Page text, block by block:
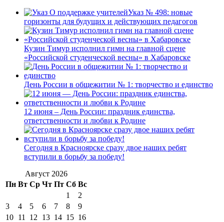
Указ № 498: новые
горизонты для будущих и действующих педагогов
Кузин Тимур исполнил гимн на главной сцене
«Российской студенческой весны» в Хабаровске
День России в общежитии № 1: творчество и единство
12 июня – День России: праздник единства,
ответственности и любви к Родине
Сегодня в Красноярске сразу двое наших ребят
вступили в борьбу за победу!
Август 2026
Пн Вт Ср Чт Пт Сб Вс
1
2
3
4 5 6 7 8
9
10 11 12 13 14 15 16